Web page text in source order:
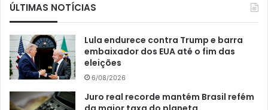
ÚLTIMAS NOTÍCIAS
Lula endurece contra Trump e barra
embaixador dos EUA até o fim das
eleições
6/08/2026
Juro real recorde mantém Brasil refém